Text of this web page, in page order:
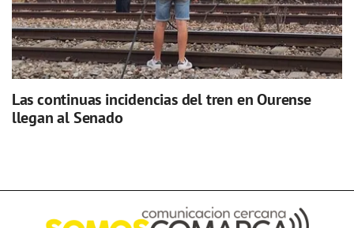
Las continuas incidencias del tren en Ourense
llegan al Senado